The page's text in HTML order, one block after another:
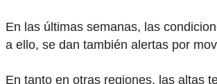
En las últimas semanas, las
a ello, se dan también alertas por
En tanto en otras regiones, las altas